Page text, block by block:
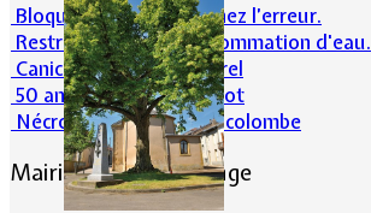
Bloqué en forêt. Cherchez l’erreur.
Restrictions sur la consommation d'eau.
Canicule et milieu naturel
50 ans d’histoires de foot
Nécrologie : Norbert Lacolombe
Mairie de Lommerange